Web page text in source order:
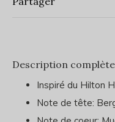
Description complète
Inspiré du Hilton
Note de tête: